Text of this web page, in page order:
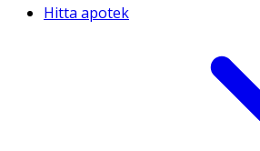
Hitta apotek